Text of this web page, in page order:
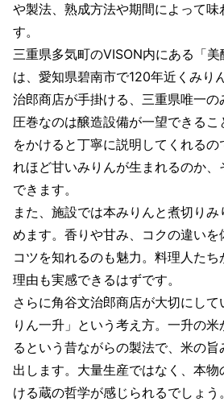
や製法、熟成方法や期間によって味
す。
三重県多気町のVISON内にある「美
は、愛知県碧南市で120年近くみり
治郎商店が手掛ける、三重県唯一の
圧巻なのは醸造設備が一望できる
をかけると丁寧に説明してくれる
れほど甘いみりんが生まれるのか
できます。
また、施設では本みりんと煮切り
めます。香りや甘み、コクの違い
コツを知れるのも魅力。料理人た
理由も実感できるはずです。
さらに角谷文治郎商店が大切にし
りん一升」という考え方。一升の
るという昔ながらの製法で、米の旨
出します。大量生産ではなく、本
ける蔵の哲学が感じられるでしょう。